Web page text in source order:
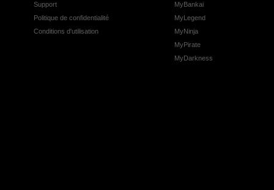
Support
Politique de confidentialité
Conditions d'utilisation
MyBankai
MyLegend
MyNinja
MyPirate
MyDarkness